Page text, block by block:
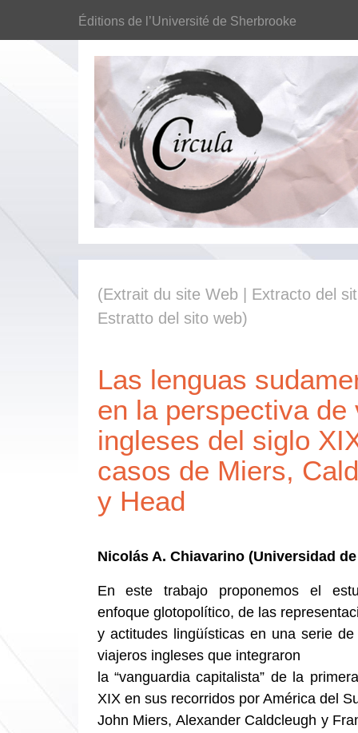
Éditions de l’Université de Sherbrooke
(Extrait du site Web | Extracto del
Estratto del sito web)
Las lenguas
en la perspectiva de
ingleses del siglo
casos de Miers,
y Head
Nicolás A. Chiavarino (Universidad
En este trabajo proponemos el
enfoque glotopolítico, de las
y actitudes lingüísticas en una serie
viajeros ingleses que integraron
la “vanguardia capitalista” de la
XIX en sus recorridos por América del
John Miers, Alexander Caldcleugh y